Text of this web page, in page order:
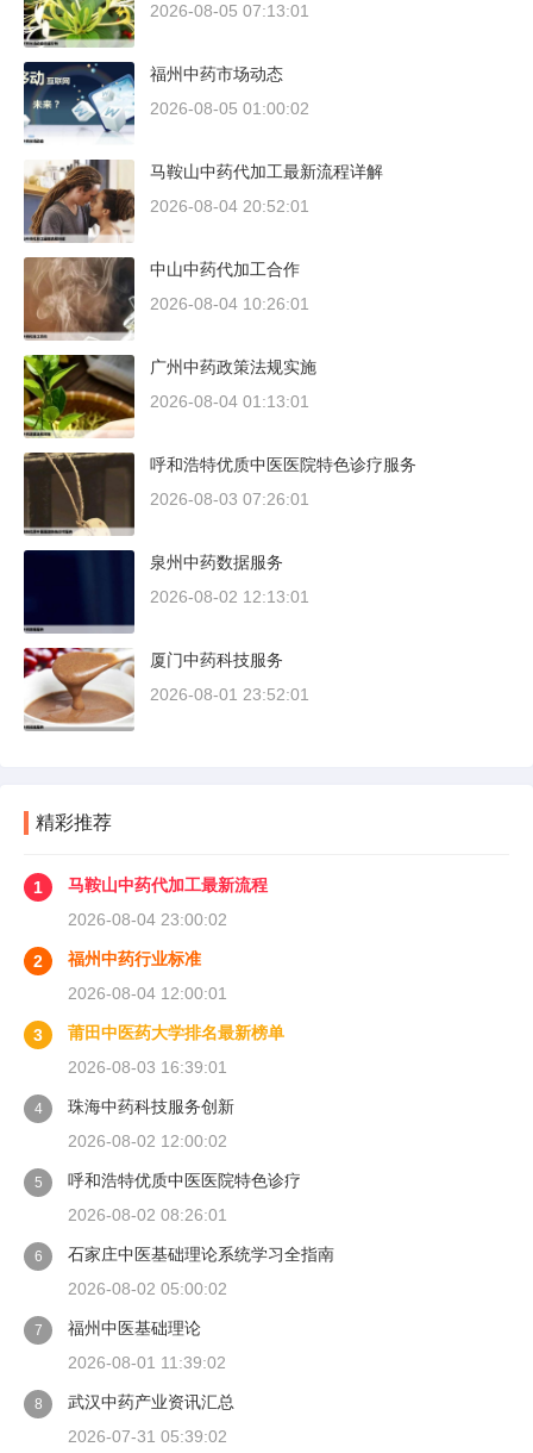
2026-08-05 07:13:01
福州中药市场动态
2026-08-05 01:00:02
马鞍山中药代加工最新流程详解
2026-08-04 20:52:01
中山中药代加工合作
2026-08-04 10:26:01
广州中药政策法规实施
2026-08-04 01:13:01
呼和浩特优质中医医院特色诊疗服务
2026-08-03 07:26:01
泉州中药数据服务
2026-08-02 12:13:01
厦门中药科技服务
2026-08-01 23:52:01
精彩推荐
1
马鞍山中药代加工最新流程
2026-08-04 23:00:02
2
福州中药行业标准
2026-08-04 12:00:01
3
莆田中医药大学排名最新榜单
2026-08-03 16:39:01
4
珠海中药科技服务创新
2026-08-02 12:00:02
5
呼和浩特优质中医医院特色诊疗
2026-08-02 08:26:01
6
石家庄中医基础理论系统学习全指南
2026-08-02 05:00:02
7
福州中医基础理论
2026-08-01 11:39:02
8
武汉中药产业资讯汇总
2026-07-31 05:39:02